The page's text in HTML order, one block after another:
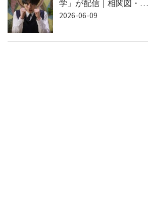
学」が配信｜相関図・…
2026-06-09